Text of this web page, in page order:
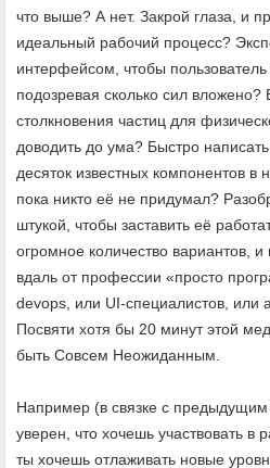
что выше? А нет. Закрой глаза, и
идеальный рабочий процесс?
интерфейсом, чтобы
подозревая сколько сил
столкновения частиц для
доводить до ума? Быстро
десяток известных компонентов в
пока никто её не придумал?
штукой, чтобы заставить её
огромное количество вариантов,
вдаль от профессии «просто
devops, или UI-специалистов, или
Посвяти хотя бы 20 минут этой
быть Совсем Неожиданным.
Например (в связке с
уверен, что хочешь участвовать в
ты хочешь отлаживать новые